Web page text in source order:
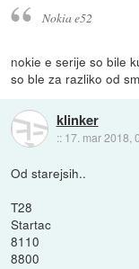
Nokia e52
nokie e serije so bile
so ble za razliko od
klinker
:: 17. mar 2018,
Od starejsih..
T28
Startac
8110
8800